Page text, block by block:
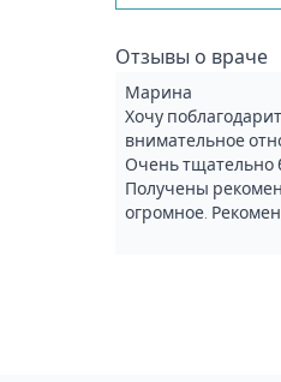
Отзывы о враче
Марина
Хочу
внимательное
Очень тщательно
Получены
огромное.